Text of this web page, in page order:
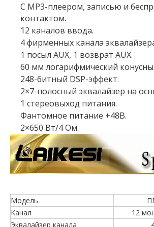
С MP3-плеером, записью и
контактом.
12 каналов ввода.
4 фирменных канала
1 посыл AUX, 1 возврат AUX.
60 мм логарифмический
248-битный DSP-эффект.
2×7-полосный эквалайзер на
1 стереовыход питания.
Фантомное питание +48В.
2×650 Вт/4 Ом.
Модель
Канал
12
Эквалайзер канала